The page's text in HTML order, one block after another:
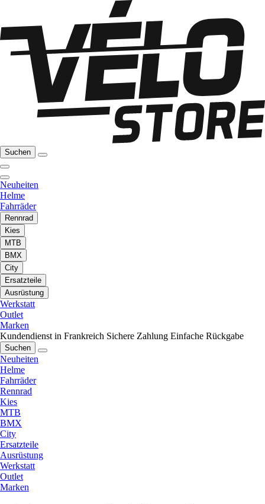
Suchen
Neuheiten
Helme
Fahrräder
Rennrad
Kies
MTB
BMX
City
Ersatzteile
Ausrüstung
Werkstatt
Outlet
Marken
Kundendienst in Frankreich Sichere Zahlung Einfache Rückgabe
Suchen
Neuheiten
Helme
Fahrräder
Rennrad
Kies
MTB
BMX
City
Ersatzteile
Ausrüstung
Werkstatt
Outlet
Marken